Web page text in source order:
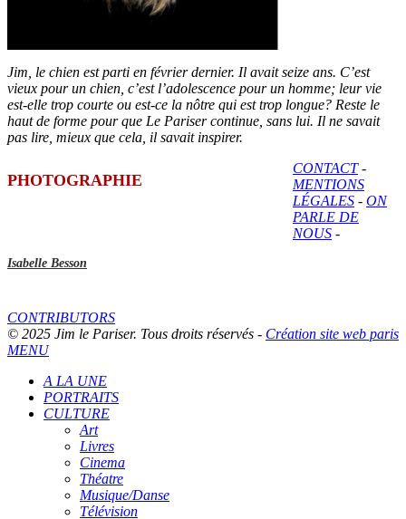
Jim, le chien est parti en février dernier. Il avait seize ans. C’est
vieux pour un chien, c’est l’adolescence pour un homme; leur vie
est-elle trop courte ou est-ce la nôtre qui est trop longue? Reste le
haut de forme pour que Le Pariser continue, sans lui. Il ne savait
pas lire, mieux que cela, il savait inspirer.
PHOTOGRAPHIE
Isabelle Besson
CONTACT-
MENTIONS
LÉGALES - ON
PARLE DE
NOUS -
CONTRIBUTORS
© 2025 Jim le Pariser. Tous droits réservés - Création site web paris
MENU
A LA UNE
PORTRAITS
CULTURE
Art
Livres
Cinema
Théatre
Musique/Danse
Télévision